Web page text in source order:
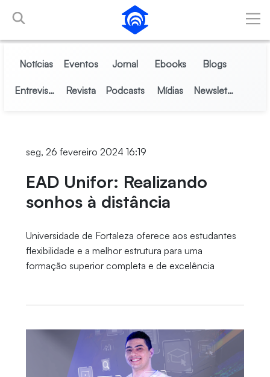
Pular para o Conteúdo principal
Notícias Eventos Jornal Ebooks Blogs
Entrevistas Revista Podcasts Mídias Newsletter
seg, 26 fevereiro 2024 16:19
EAD Unifor: Realizando
sonhos à distância
Universidade de Fortaleza oferece aos estudantes
flexibilidade e a melhor estrutura para uma
formação superior completa e de excelência